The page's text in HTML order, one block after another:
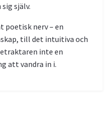
själv.
poetisk nerv – en
till det intuitiva och
inte en
att vandra in i.